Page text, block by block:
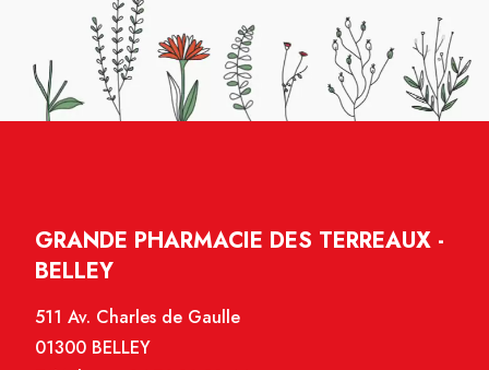
GRANDE PHARMACIE DES TERREAUX -
BELLEY
511 Av. Charles de Gaulle
01300 BELLEY